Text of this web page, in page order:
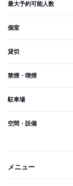
最大予約可能人数
個室
貸切
禁煙・喫煙
駐車場
空間・設備
メニュー